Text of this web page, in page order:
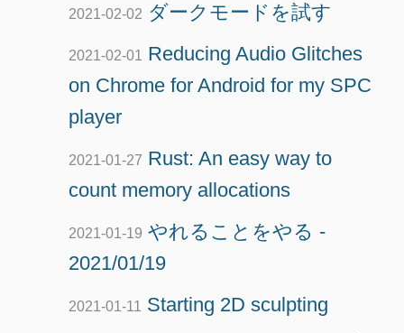
2021-02-02 ダークモードを試す
2021-02-01 Reducing Audio Glitches
on Chrome for Android for my SPC
player
2021-01-27 Rust: An easy way to
count memory allocations
2021-01-19 やれることをやる -
2021/01/19
2021-01-11 Starting 2D sculpting